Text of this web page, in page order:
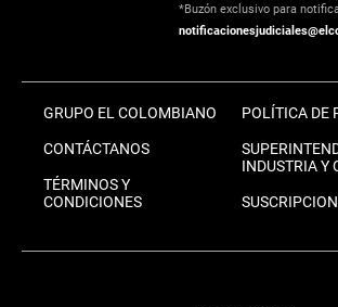
*Buzón exclusivo para
GRUPO EL COLOMBIANO
CONTÁCTANOS
TÉRMINOS Y
CONDICIONES
POLÍTICA DE
INDUSTRIA Y